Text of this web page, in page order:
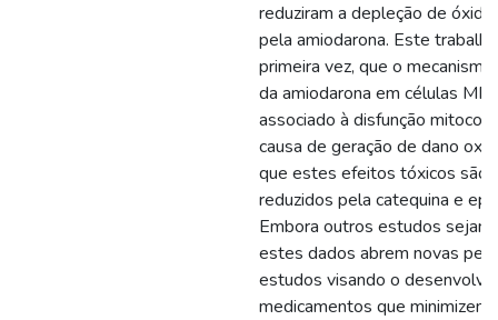
reduziram a depleção de
pela amiodarona. Este
primeira vez, que o
da amiodarona em células
associado à disfunção
causa de geração de dano
que estes efeitos tóxicos são
reduzidos pela catequina e
Embora outros estudos sejam
estes dados abrem novas
estudos visando o
medicamentos que